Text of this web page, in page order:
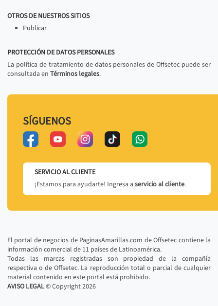
OTROS DE NUESTROS SITIOS
Publicar
PROTECCIÓN DE DATOS PERSONALES
La política de tratamiento de datos personales de Offsetec puede ser
consultada en Términos legales.
SÍGUENOS
SERVICIO AL CLIENTE
¡Estamos para ayudarte! Ingresa a servicio al cliente.
El portal de negocios de PaginasAmarillas.com de Offsetec contiene la
información comercial de 11 países de Latinoamérica.
Todas las marcas registradas son propiedad de la compañía
respectiva o de Offsetec. La reproducción total o parcial de cualquier
material contenido en este portal está prohibido.
AVISO LEGAL© Copyright2026